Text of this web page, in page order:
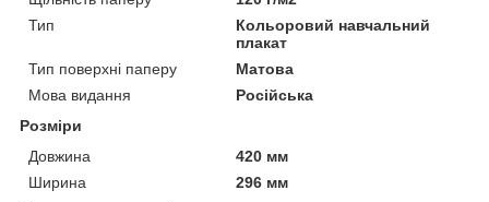
Тип
Кольоровий навчальний
плакат
Тип поверхні паперу
Матова
Мова видання
Російська
Розміри
Довжина
420 мм
Ширина
296 мм